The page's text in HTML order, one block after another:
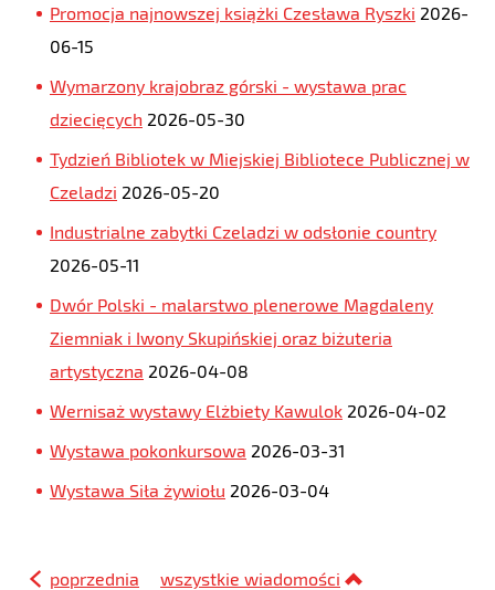
Promocja najnowszej książki Czesława Ryszki 2026-
06-15
Wymarzony krajobraz górski - wystawa prac
dziecięcych 2026-05-30
Tydzień Bibliotek w Miejskiej Bibliotece Publicznej w
Czeladzi 2026-05-20
Industrialne zabytki Czeladzi w odsłonie country
2026-05-11
Dwór Polski - malarstwo plenerowe Magdaleny
Ziemniak i Iwony Skupińskiej oraz biżuteria
artystyczna 2026-04-08
Wernisaż wystawy Elżbiety Kawulok 2026-04-02
Wystawa pokonkursowa 2026-03-31
Wystawa Siła żywiołu 2026-03-04
poprzednia wszystkie wiadomości